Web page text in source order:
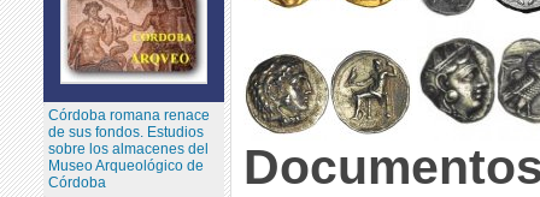
Córdoba romana renace
de sus fondos. Estudios
sobre los almacenes del
Museo Arqueológico de
Córdoba